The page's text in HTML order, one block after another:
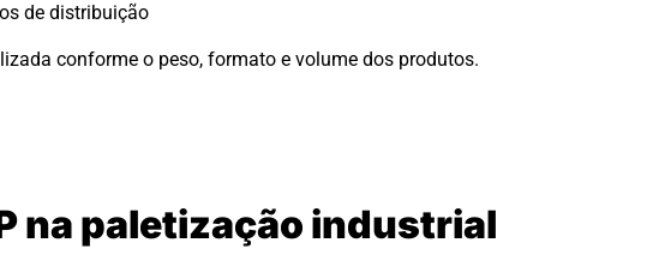
de distribuição
conforme o peso, formato e volume dos produtos.
na paletização industrial